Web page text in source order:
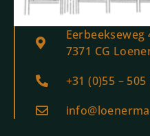
Eerbeekseweg
7371 CG
+31 (0)55 – 505